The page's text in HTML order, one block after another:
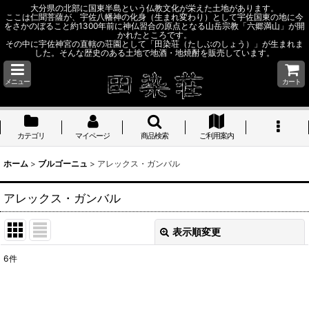
大分県の北部に国東半島という仏教文化が栄えた土地があります。
ここは仁聞菩薩が、宇佐八幡神の化身（生まれ変わり）として宇佐国東の地に今
をさかのぼること約1300年前に神仏習合の原点となる山岳宗教「六郷満山」が開
かれたところです。
その中に宇佐神宮の直轄の荘園として「田染荘（たしぶのしょう）」が生まれま
した。そんな歴史のある土地で地酒・地焼酎を販売しています。
メニュー カート
カテゴリ マイページ 商品検索 ご利用案内
ホーム > ブルゴーニュ > アレックス・ガンバル
アレックス・ガンバル
表示順変更
6件